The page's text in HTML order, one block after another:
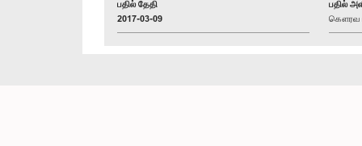
பதில் தேதி
2017-03-09
பதில்
கௌரவ